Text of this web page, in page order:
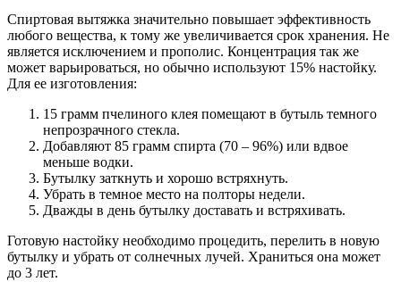
Спиртовая вытяжка значительно повышает эффективность
любого вещества, к тому же увеличивается срок хранения. Не
является исключением и прополис. Концентрация так же
может варьироваться, но обычно используют 15% настойку.
Для ее изготовления:
15 грамм пчелиного клея помещают в бутыль темного
непрозрачного стекла.
Добавляют 85 грамм спирта (70 – 96%) или вдвое
меньше водки.
Бутылку заткнуть и хорошо встряхнуть.
Убрать в темное место на полторы недели.
Дважды в день бутылку доставать и встряхивать.
Готовую настойку необходимо процедить, перелить в новую
бутылку и убрать от солнечных лучей. Храниться она может
до 3 лет.